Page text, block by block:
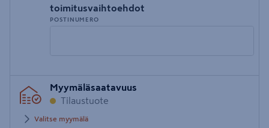
toimitusvaihtoehdot
POSTINUMERO
postinumero
Myymäläsaatavuus
Tilaustuote
Valitse myymälä